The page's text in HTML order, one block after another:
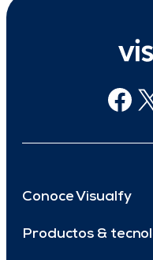
X
Conoce Visualfy
Productos &